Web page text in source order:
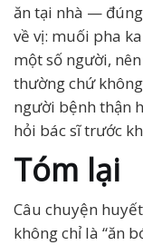
ăn tại nhà —
về vị: muối pha
một số người,
thường chứ
người bệnh thận
hỏi bác sĩ trước
Tóm lại
Câu chuyện
không chỉ là “ăn